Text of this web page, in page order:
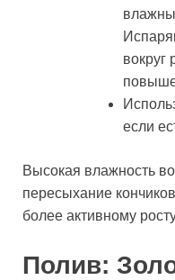
вокруг
если
Высокая влажность
пересыхание
более активному
Полив: